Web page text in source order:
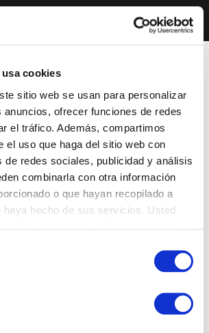
cookies
sitio web se usan para personalizar
anuncios, ofrecer funciones de redes
el tráfico. Además, compartimos
el uso que haga del sitio web con
de redes sociales, publicidad y análisis
combinarla con otra información
o que hayan recopilado a
haya hecho de sus servicios. Usted